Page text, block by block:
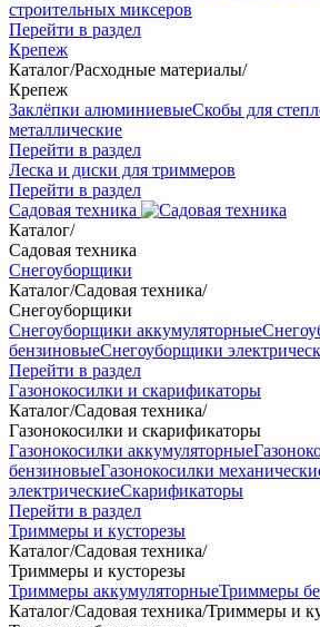
строительных миксеров
Перейти в раздел
Крепеж
Каталог/Расходные материалы/
Крепеж
Заклёпки алюминиевыеСкобы для
металлические
Перейти в раздел
Леска и диски для триммеров
Перейти в раздел
Садовая техника
Каталог/
Садовая техника
Снегоуборщики
Каталог/Садовая техника/
Снегоуборщики
Снегоуборщики аккумуляторные
бензиновыеСнегоуборщики
Перейти в раздел
Газонокосилки и скарификаторы
Каталог/Садовая техника/
Газонокосилки и скарификаторы
Газонокосилки аккумуляторные
бензиновыеГазонокосилки
электрическиеСкарификаторы
Перейти в раздел
Триммеры и кусторезы
Каталог/Садовая техника/
Триммеры и кусторезы
Триммеры аккумуляторныеТриммеры
Каталог/Садовая техника/Триммеры и